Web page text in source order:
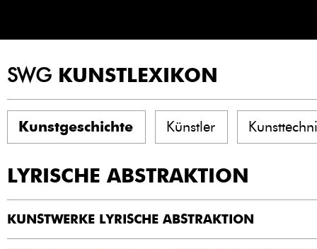
SWG KUNSTLEXIKON
Kunstgeschichte Künstler
LYRISCHE ABSTRAKTION
KUNSTWERKE LYRISCHE ABSTRAKTION